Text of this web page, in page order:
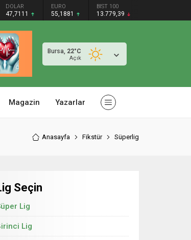
DOLAR
47,7111
EURO
55,1881
BIST 100
13.779,39
Bursa, 22°C
Açık
Magazin Yazarlar
Anasayfa Fikstür Süperlig
Seçin
Lig
Lig